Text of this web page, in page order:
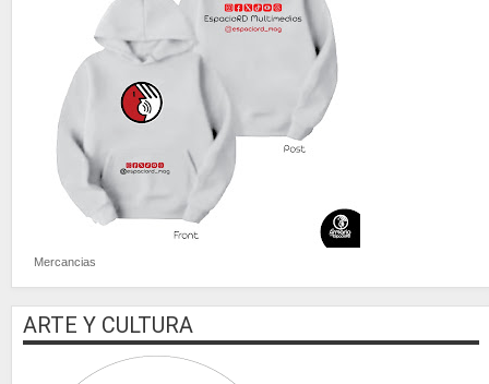
Mercancias
ARTE Y CULTURA